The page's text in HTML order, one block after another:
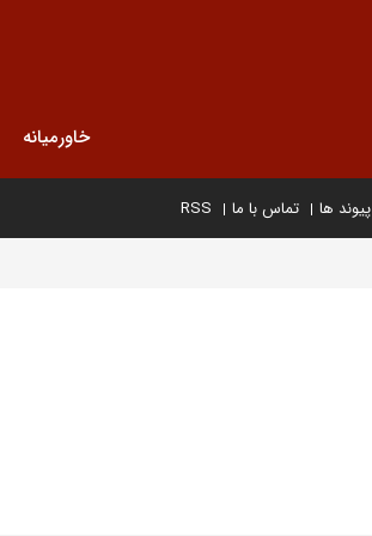
خاورمیانه
پیوند ها تماس با ما RSS